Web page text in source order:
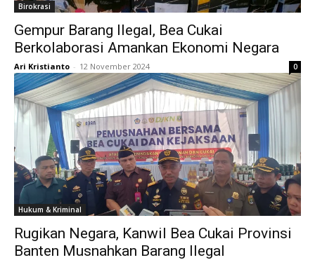
Birokrasi
Gempur Barang Ilegal, Bea Cukai
Berkolaborasi Amankan Ekonomi Negara
Ari Kristianto - 12 November 2024 0
Hukum & Kriminal
Rugikan Negara, Kanwil Bea Cukai Provinsi
Banten Musnahkan Barang Ilegal